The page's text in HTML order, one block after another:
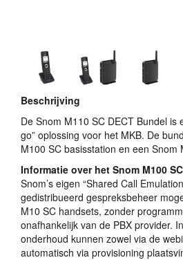
Beschrijving
De Snom M110 SC DECT Bundel is
go” oplossing voor het MKB. De
M100 SC basisstation en een Snom
Informatie over het Snom M100
Snom’s eigen “Shared Call
gedistribueerd gespreksbeheer
M10 SC handsets, zonder
onafhankelijk van de PBX provider.
onderhoud kunnen zowel via de
automatisch via provisioning